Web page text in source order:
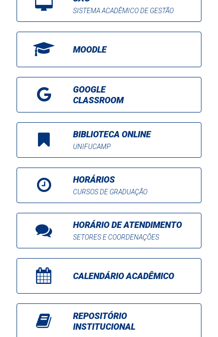
SISTEMA ACADÊMICO DE GESTÃO
MOODLE
GOOGLE
CLASSROOM
BIBLIOTECA ONLINE
UNIFUCAMP
HORÁRIOS
CURSOS DE GRADUAÇÃO
HORÁRIO DE ATENDIMENTO
SETORES E COORDENAÇÕES
CALENDÁRIO ACADÊMICO
REPOSITÓRIO
INSTITUCIONAL